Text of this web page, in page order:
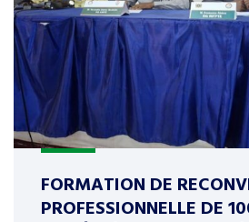
FORMATION DE
PROFESSIONNELLE DE